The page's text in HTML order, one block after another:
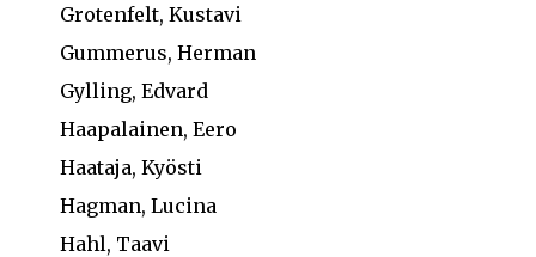
Grotenfelt, Kustavi
Gummerus, Herman
Gylling, Edvard
Haapalainen, Eero
Haataja, Kyösti
Hagman, Lucina
Hahl, Taavi